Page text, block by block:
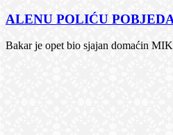
ALENU POLIĆU
Bakar je opet bio sjajan domaćin